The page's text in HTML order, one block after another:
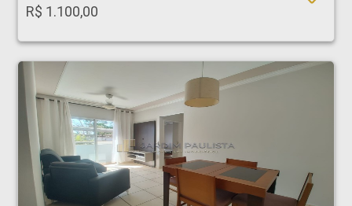
R$ 1.100,00